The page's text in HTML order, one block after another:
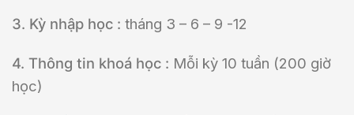
3. Kỳ nhập học : tháng 3 – 6 – 9 -12
4. Thông tin khoá học : Mỗi kỳ 10 tuần (200 giờ
học)